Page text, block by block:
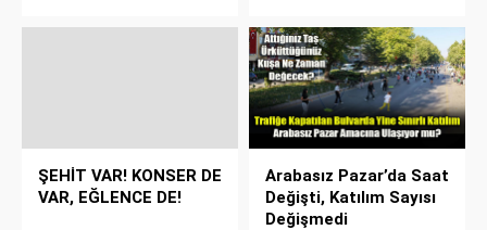
ŞEHİT VAR! KONSER DE
VAR, EĞLENCE DE!
Arabasız Pazar’da Saat
Değişti, Katılım Sayısı
Değişmedi